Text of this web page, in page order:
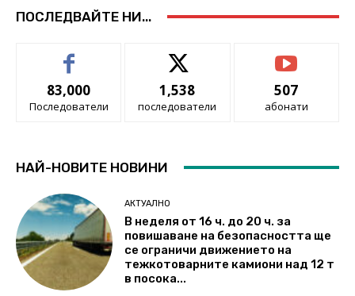
ПОСЛЕДВАЙТЕ НИ...
83,000
Последователи
1,538
последователи
507
абонати
НАЙ-НОВИТЕ НОВИНИ
АКТУАЛНО
В неделя от 16 ч. до 20 ч. за
повишаване на безопасността ще
се ограничи движението на
тежкотоварните камиони над 12 т
в посока...